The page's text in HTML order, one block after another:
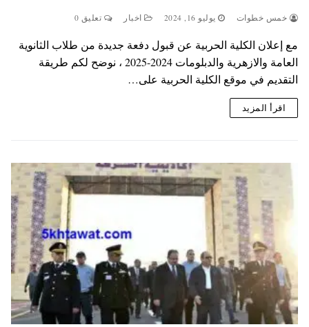
خمس خطوات يوليو 16, 2024 اخبار تعليق 0
مع إعلان الكلية الحربية عن قبول دفعة جديدة من طلاب الثانوية
العامة والازهرية والدبلومات 2024-2025 ، نوضح لكم طريقة
التقديم في موقع الكلية الحربية على…
اقرأ المزيد